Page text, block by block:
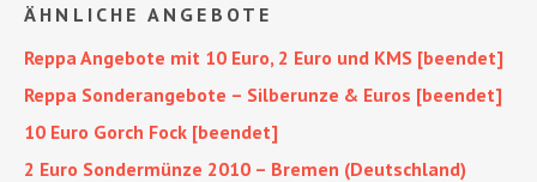
ÄHNLICHE ANGEBOTE
Reppa Angebote mit 10 Euro, 2 Euro und KMS [beendet]
Reppa Sonderangebote – Silberunze & Euros [beendet]
10 Euro Gorch Fock [beendet]
2 Euro Sondermünze 2010 – Bremen (Deutschland)